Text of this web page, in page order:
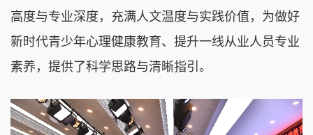
高度与专业深度，充满人文温度与实践价值，为做好
新时代青少年心理健康教育、提升一线从业人员专业
素养，提供了科学思路与清晰指引。